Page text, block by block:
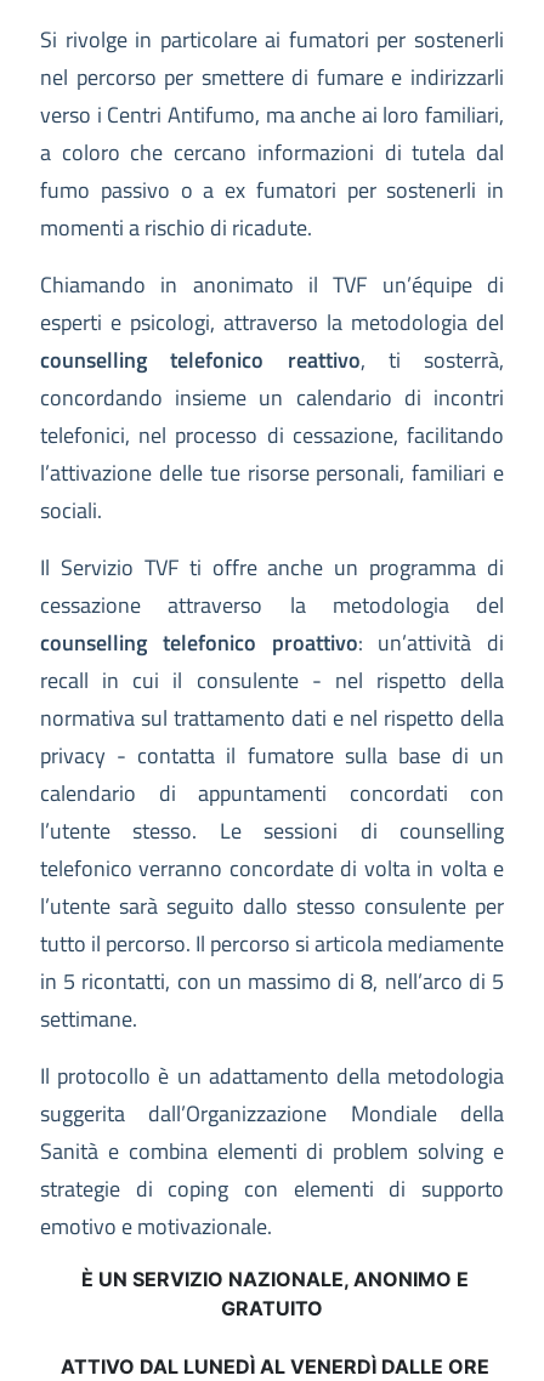
Si rivolge in particolare ai fumatori per sostenerli
nel percorso per smettere di fumare e indirizzarli
verso i Centri Antifumo, ma anche ai loro familiari,
a coloro che cercano informazioni di tutela dal
fumo passivo o a ex fumatori per sostenerli in
momenti a rischio di ricadute.
Chiamando in anonimato il TVF un’équipe di
esperti e psicologi, attraverso la metodologia del
counselling telefonico reattivo, ti sosterrà,
concordando insieme un calendario di incontri
telefonici, nel processo di cessazione, facilitando
l’attivazione delle tue risorse personali, familiari e
sociali.
Il Servizio TVF ti offre anche un programma di
cessazione attraverso la metodologia del
counselling telefonico proattivo: un’attività di
recall in cui il consulente - nel rispetto della
normativa sul trattamento dati e nel rispetto della
privacy - contatta il fumatore sulla base di un
calendario di appuntamenti concordati con
l’utente stesso. Le sessioni di counselling
telefonico verranno concordate di volta in volta e
l’utente sarà seguito dallo stesso consulente per
tutto il percorso. Il percorso si articola mediamente
in 5 ricontatti, con un massimo di 8, nell’arco di 5
settimane.
Il protocollo è un adattamento della metodologia
suggerita dall’Organizzazione Mondiale della
Sanità e combina elementi di problem solving e
strategie di coping con elementi di supporto
emotivo e motivazionale.
È UN SERVIZIO NAZIONALE, ANONIMO E
GRATUITO
ATTIVO DAL LUNEDÌ AL VENERDÌ DALLE ORE